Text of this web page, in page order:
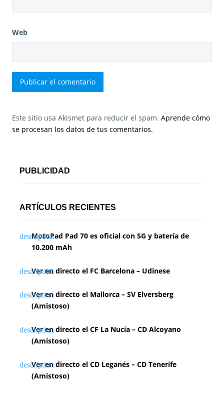
Web
Este sitio usa Akismet para reducir el spam. Aprende cómo
se procesan los datos de tus comentarios.
PUBLICIDAD
ARTÍCULOS RECIENTES
MotoPad Pad 70 es oficial con 5G y batería de
10.200 mAh
Ver en directo el FC Barcelona – Udinese
Ver en directo el Mallorca – SV Elversberg
(Amistoso)
Ver en directo el CF La Nucía – CD Alcoyano
(Amistoso)
Ver en directo el CD Leganés – CD Tenerife
(Amistoso)